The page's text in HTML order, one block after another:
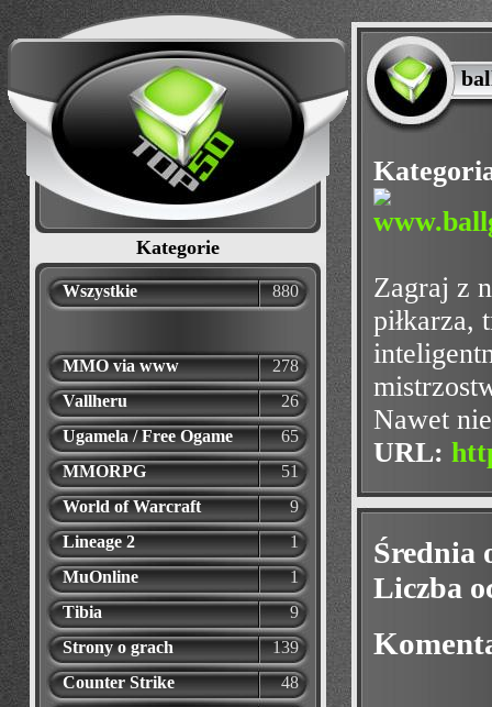
Kategorie
Wszystkie 880
MMO via www
278
Vallheru
26
Ugamela / Free Ogame
65
MMORPG
51
World of Warcraft
9
Lineage 2
1
MuOnline
1
Tibia
9
Strony o grach
139
Counter Strike
48
Zagraj z
piłkarza,
Nawet
URL:
Średnia
Liczba